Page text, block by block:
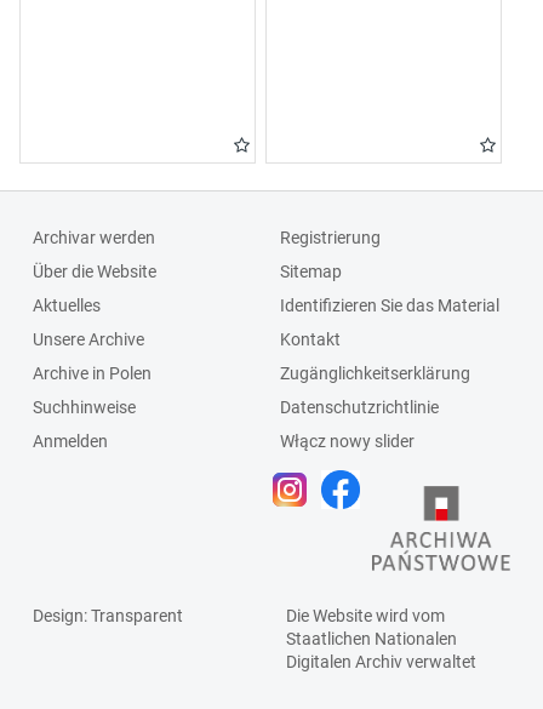
Archivar werden
Über die Website
Aktuelles
Unsere Archive
Archive in Polen
Suchhinweise
Anmelden
Registrierung
Sitemap
Identifizieren Sie das Material
Kontakt
Zugänglichkeitserklärung
Datenschutzrichtlinie
Włącz nowy slider
Design: Transparent
Die Website wird vom
Staatlichen Nationalen
Digitalen Archivverwaltet